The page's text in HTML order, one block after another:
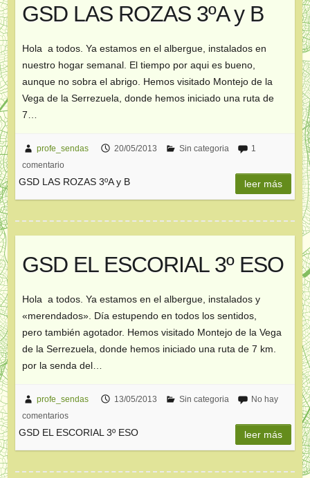
GSD LAS ROZAS 3ºA y B
Hola a todos. Ya estamos en el albergue, instalados en
nuestro hogar semanal. El tiempo por aqui es bueno,
aunque no sobra el abrigo. Hemos visitado Montejo de la
Vega de la Serrezuela, donde hemos iniciado una ruta de
7…
profe_sendas 20/05/2013 Sin categoria
1
comentario
GSD LAS ROZAS 3ºA y B leer más
GSD EL ESCORIAL 3º ESO
Hola a todos. Ya estamos en el albergue, instalados y
«merendados». Día estupendo en todos los sentidos,
pero también agotador. Hemos visitado Montejo de la Vega
de la Serrezuela, donde hemos iniciado una ruta de 7 km.
por la senda del…
profe_sendas 13/05/2013 Sin categoria
No hay
comentarios
GSD EL ESCORIAL 3º ESO leer más